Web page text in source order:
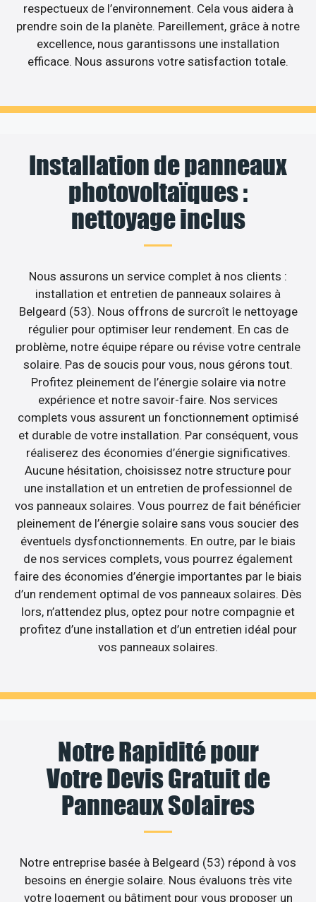
respectueux de l’environnement. Cela vous aidera à
prendre soin de la planète. Pareillement, grâce à notre
excellence, nous garantissons une installation
efficace. Nous assurons votre satisfaction totale.
Installation de panneaux
photovoltaïques :
nettoyage inclus
Nous assurons un service complet à nos clients :
installation et entretien de panneaux solaires à
Belgeard (53). Nous offrons de surcroît le nettoyage
régulier pour optimiser leur rendement. En cas de
problème, notre équipe répare ou révise votre centrale
solaire. Pas de soucis pour vous, nous gérons tout.
Profitez pleinement de l’énergie solaire via notre
expérience et notre savoir-faire. Nos services
complets vous assurent un fonctionnement optimisé
et durable de votre installation. Par conséquent, vous
réaliserez des économies d’énergie significatives.
Aucune hésitation, choisissez notre structure pour
une installation et un entretien de professionnel de
vos panneaux solaires. Vous pourrez de fait bénéficier
pleinement de l’énergie solaire sans vous soucier des
éventuels dysfonctionnements. En outre, par le biais
de nos services complets, vous pourrez également
faire des économies d’énergie importantes par le biais
d’un rendement optimal de vos panneaux solaires. Dès
lors, n’attendez plus, optez pour notre compagnie et
profitez d’une installation et d’un entretien idéal pour
vos panneaux solaires.
Notre Rapidité pour
Votre Devis Gratuit de
Panneaux Solaires
Notre entreprise basée à Belgeard (53) répond à vos
besoins en énergie solaire. Nous évaluons très vite
votre logement ou bâtiment pour vous proposer un